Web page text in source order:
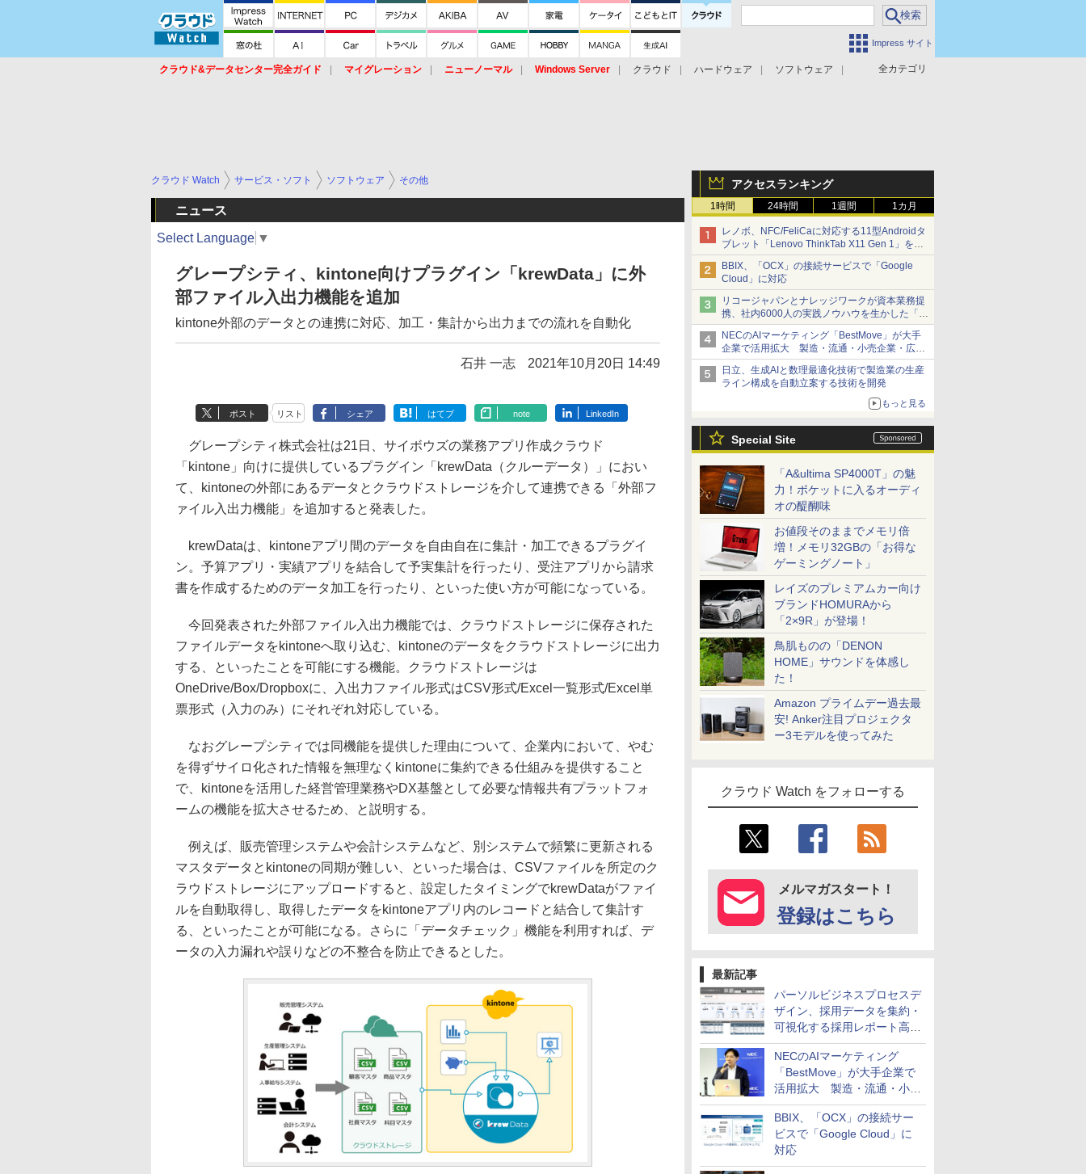
Impress サイト
全カテゴリ
クラウド&データセンター完全ガイド マイグレーション ニューノーマル Windows Server クラウド ハードウェア
ソフトウェア
アクセスランキング
1時間 24時間 1週間 1カ月
レノボ、NFC/FeliCaに対応する11型Androidタ
ブレット「Lenovo ThinkTab X11 Gen 1」を発
売
BBIX、「OCX」の接続サービスで「Google
Cloud」に対応
リコージャパンとナレッジワークが資本業務提
携、社内6000人の実践ノウハウを生かした「AI
商談記録 for RICOH」を展開へ
NECのAIマーケティング「BestMove」が大手
企業で活用拡大 製造・流通・小売企業・広告
代理店などが実装フェーズへ
日立、生成AIと数理最適化技術で製造業の生産
ライン構成を自動立案する技術を開発
もっと見る
Special Site
「A&ultima SP4000T」の魅
力！ポケットに入るオーディ
オの醍醐味
お値段そのままでメモリ倍
増！メモリ32GBの「お得な
ゲーミングノート」
レイズのプレミアムカー向け
ブランドHOMURAから
「2×9R」が登場！
鳥肌ものの「DENON
HOME」サウンドを体感し
た！
Amazon プライムデー過去最
安! Anker注目プロジェクタ
ー3モデルを使ってみた
クラウド Watch をフォローする
メルマガスタート！
登録はこちら
最新記事
パーソルビジネスプロセスデ
ザイン、採用データを集約・
可視化する採用レポート高速
化サービスを提供
NECのAIマーケティング
「BestMove」が大手企業で
活用拡大 製造・流通・小売
企業・広告代理店などが実装
フェーズへ
BBIX、「OCX」の接続サー
ビスで「Google Cloud」に
対応
クラウド Watch サービス・ソフト ソフトウェア その他
ニュース
Select Language ▼
グレープシティ、kintone向けプラグイン「krewData」に外
部ファイル入出力機能を追加
kintone外部のデータとの連携に対応、加工・集計から出力までの流れを自動化
石井 一志 2021年10月20日 14:49
ポスト リスト シェア はてブ note LinkedIn
グレープシティ株式会社は21日、サイボウズの業務アプリ作成クラウド
「kintone」向けに提供しているプラグイン「krewData（クルーデータ）」におい
て、kintoneの外部にあるデータとクラウドストレージを介して連携できる「外部フ
ァイル入出力機能」を追加すると発表した。
krewDataは、kintoneアプリ間のデータを自由自在に集計・加工できるプラグイ
ン。予算アプリ・実績アプリを結合して予実集計を行ったり、受注アプリから請求
書を作成するためのデータ加工を行ったり、といった使い方が可能になっている。
今回発表された外部ファイル入出力機能では、クラウドストレージに保存された
ファイルデータをkintoneへ取り込む、kintoneのデータをクラウドストレージに出力
する、といったことを可能にする機能。クラウドストレージは
OneDrive/Box/Dropboxに、入出力ファイル形式はCSV形式/Excel一覧形式/Excel単
票形式（入力のみ）にそれぞれ対応している。
なおグレープシティでは同機能を提供した理由について、企業内において、やむ
を得ずサイロ化された情報を無理なくkintoneに集約できる仕組みを提供すること
で、kintoneを活用した経営管理業務やDX基盤として必要な情報共有プラットフォ
ームの機能を拡大させるため、と説明する。
例えば、販売管理システムや会計システムなど、別システムで頻繁に更新される
マスタデータとkintoneの同期が難しい、といった場合は、CSVファイルを所定のク
ラウドストレージにアップロードすると、設定したタイミングでkrewDataがファイ
ルを自動取得し、取得したデータをkintoneアプリ内のレコードと結合して集計す
る、といったことが可能になる。さらに「データチェック」機能を利用すれば、デ
ータの入力漏れや誤りなどの不整合を防止できるとした。